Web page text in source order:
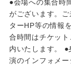
●会場への集合時
がございます。
ターHP等の情報
合時間はチケッ
内いたします。
演のインフォメー